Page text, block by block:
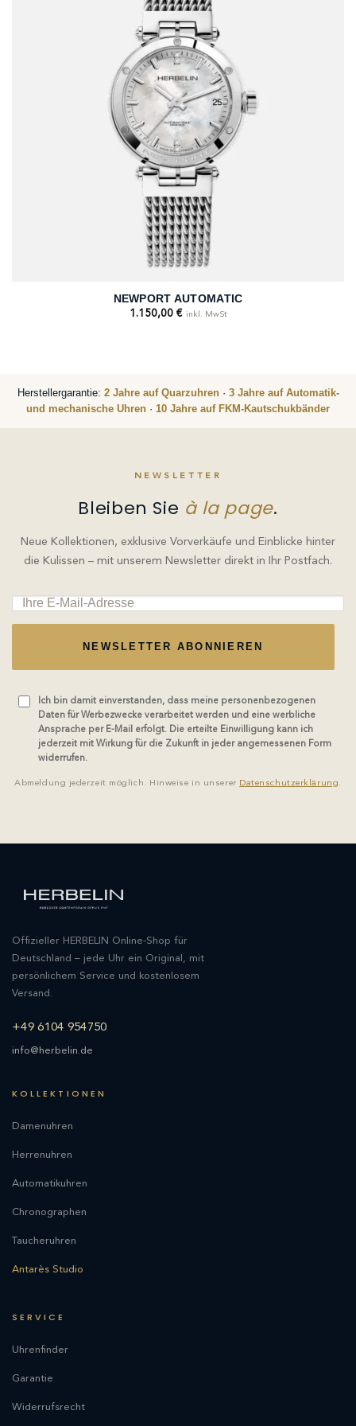
NEWPORT AUTOMATIC
1.150,00 € inkl. MwSt
Herstellergarantie: 2 Jahre auf Quarzuhren· 3 Jahre auf Automatik-
und mechanische Uhren · 10 Jahre auf FKM-Kautschukbänder
NEWSLETTER
Bleiben Sie à la page.
Neue Kollektionen, exklusive Vorverkäufe und Einblicke hinter
die Kulissen – mit unserem Newsletter direkt in Ihr Postfach.
NEWSLETTER ABONNIEREN
Ich bin damit einverstanden, dass meine personenbezogenen
Daten für Werbezwecke verarbeitet werden und eine werbliche
Ansprache per E-Mail erfolgt. Die erteilte Einwilligung kann ich
jederzeit mit Wirkung für die Zukunft in jeder angemessenen Form
widerrufen.
Abmeldung jederzeit möglich. Hinweise in unserer Datenschutzerklärung.
Offizieller HERBELIN Online-Shop für
Deutschland – jede Uhr ein Original, mit
persönlichem Service und kostenlosem
Versand.
+49 6104 954750
info@herbelin.de
KOLLEKTIONEN
Damenuhren
Herrenuhren
Automatikuhren
Chronographen
Taucheruhren
Antarès Studio
SERVICE
Uhrenfinder
Garantie
Widerrufsrecht